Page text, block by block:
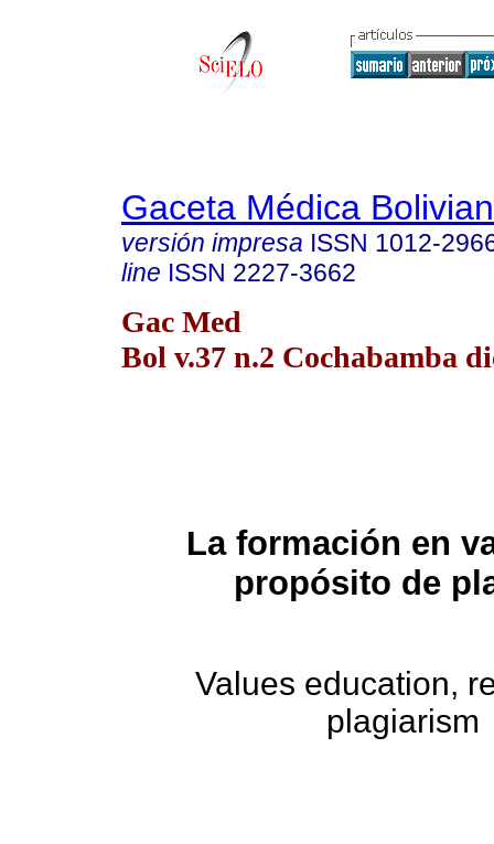
Gaceta Médica
versión impresa ISSN 1012-
line ISSN 2227-3662
Gac Med
Bol v.37 n.2 Cochabamba
La formación en
propósito de
Values education,
plagiarism